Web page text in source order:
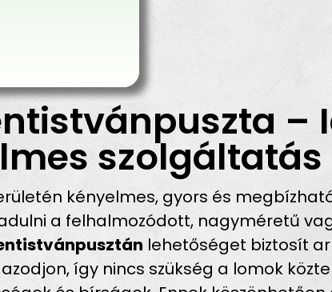
–
szolgáltatás
kényelmes, gyors és
a felhalmozódott, nagyméretű
lehetőséget biztosít
így nincs szükség a lomok